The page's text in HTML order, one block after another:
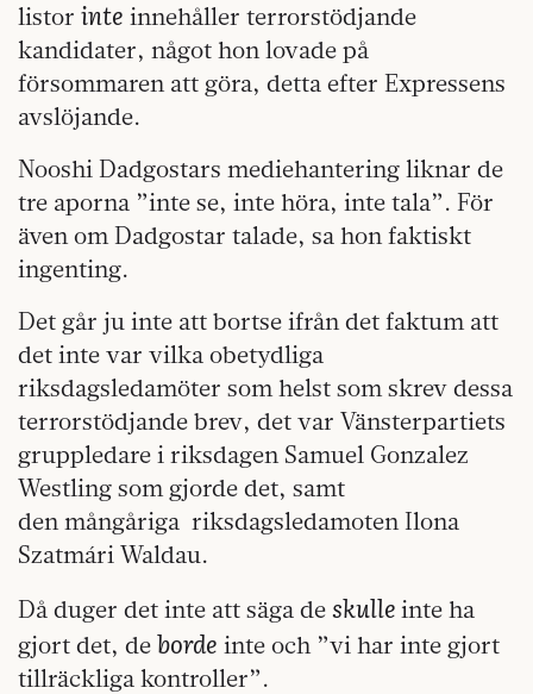
listor inte innehåller terrorstödjande
kandidater, något hon lovade på
försommaren att göra, detta efter Expressens
avslöjande.
Nooshi Dadgostars mediehantering liknar de
tre aporna ”inte se, inte höra, inte tala”. För
även om Dadgostar talade, sa hon faktiskt
ingenting.
Det går ju inte att bortse ifrån det faktum att
det inte var vilka obetydliga
riksdagsledamöter som helst som skrev dessa
terrorstödjande brev, det var Vänsterpartiets
gruppledare i riksdagen Samuel Gonzalez
Westling som gjorde det, samt
den mångåriga riksdagsledamoten Ilona
Szatmári Waldau.
Då duger det inte att säga de skulle inte ha
gjort det, de borde inte och ”vi har inte gjort
tillräckliga kontroller”.